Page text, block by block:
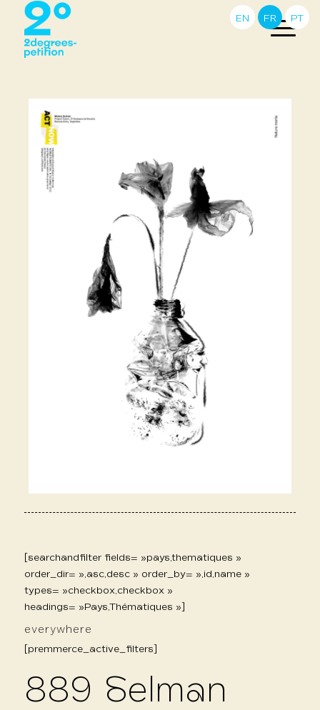
[searchandfilter fields= »pays,thematiques »
order_dir= »,asc,desc » order_by= »,id,name »
types= »checkbox,checkbox »
headings= »Pays,Thématiques »]
everywhere
[premmerce_active_filters]
889 Selman
EN FR PT